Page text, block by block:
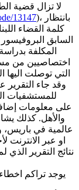
لا تزال قضية
13147)، بانتظار
كلمة القضاء
السابق
اختصاصيين من
التي توصلت
للمستشفيات
على معلومات
والأهل. كذلك
عالمية في باريس،
او عبر الانترنت
نتائج التقرير